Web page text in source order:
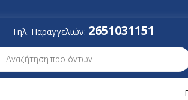
Τηλ. Παραγγελιών: 2651031151